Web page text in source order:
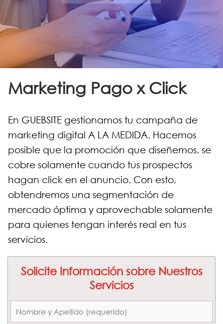
Marketing Pago x Click
En GUEBSITE gestionamos tu campaña de
marketing digital A LA MEDIDA. Hacemos
posible que la promoción que diseñemos, se
cobre solamente cuando tus prospectos
hagan click en el anuncio. Con esto,
obtendremos una segmentación de
mercado óptima y aprovechable solamente
para quienes tengan interés real en tus
servicios.
Solicite Información sobre Nuestros
Servicios